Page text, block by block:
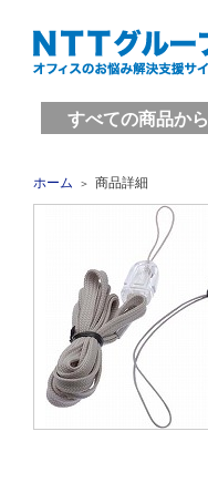
すべての商品から
ホーム ＞ 商品詳細